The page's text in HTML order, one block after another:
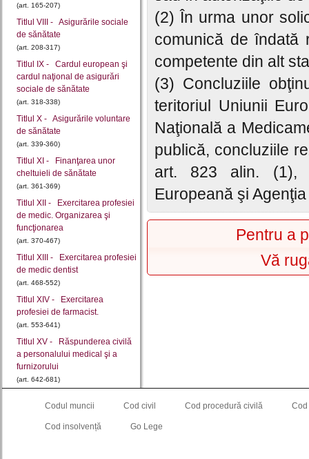
(art. 165-207)
Titlul VIII - Asigurările sociale
de sănătate
(art. 208-317)
Titlul IX - Cardul european şi
cardul naţional de asigurări
sociale de sănătate
(art. 318-338)
Titlul X - Asigurările voluntare
de sănătate
(art. 339-360)
Titlul XI - Finanţarea unor
cheltuieli de sănătate
(art. 361-369)
Titlul XII - Exercitarea profesiei
de medic. Organizarea şi
funcţionarea
(art. 370-467)
Titlul XIII - Exercitarea profesiei
de medic dentist
(art. 468-552)
Titlul XIV - Exercitarea
profesiei de farmacist.
(art. 553-641)
Titlul XV - Răspunderea civilă
a personalului medical şi a
furnizorului
(art. 642-681)
organizarea şi funcţionarea
Şcolii Naţionale de
(2) În urma unor
comunică de îndată
competente din alt
(3) Concluziile
teritoriul Uniunii
Naţională a
publică, concluziile
art. 823 alin. (1),
Europeană şi
Pentru a
Vă
Codul muncii Cod civil Cod procedură civilă
Cod insolvență Go Lege